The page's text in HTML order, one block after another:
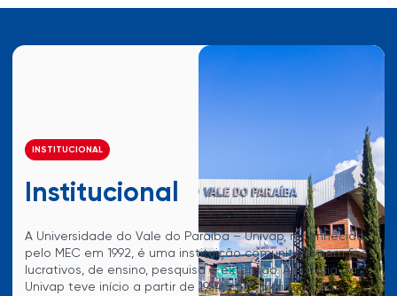
INSTITUCIONAL
Institucional
A Universidade do Vale do Paraíba – Univap, reconhecida
pelo MEC em 1992, é uma instituição comunitária sem fins
lucrativos, de ensino, pesquisa e extensão. A história da
Univap teve início a partir de 1954, com a criação da